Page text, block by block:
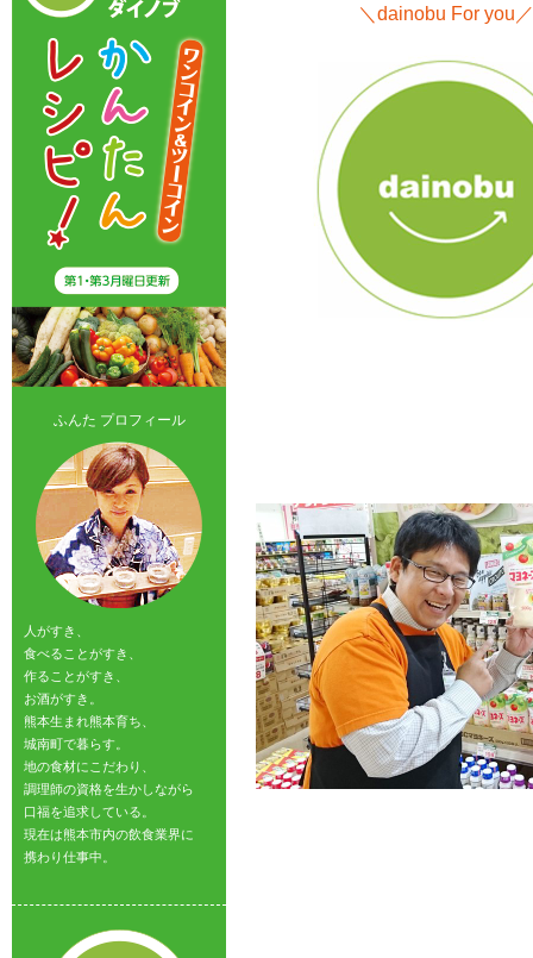
＼dainobu For you／
ふんた プロフィール
人がすき、
食べることがすき、
作ることがすき、
お酒がすき。
熊本生まれ熊本育ち、
城南町で暮らす。
地の食材にこだわり、
調理師の資格を生かしながら
口福を追求している。
現在は熊本市内の飲食業界に
携わり仕事中。